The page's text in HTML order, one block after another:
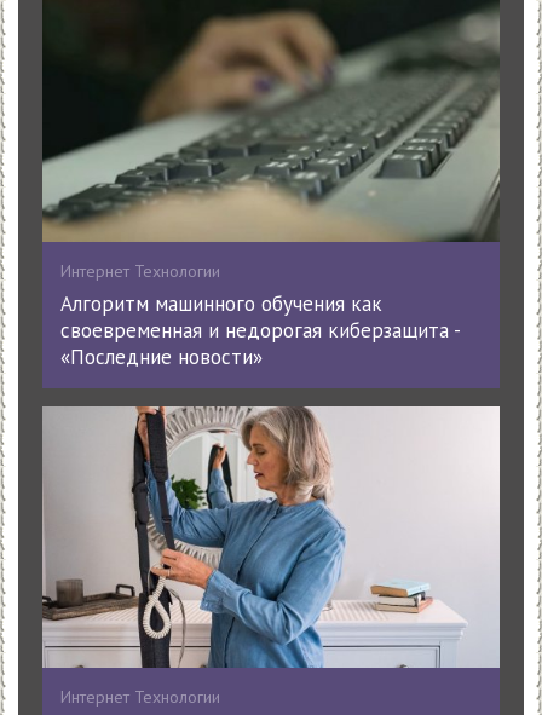
Интернет Технологии
Алгоритм машинного обучения как
своевременная и недорогая киберзащита -
«Последние новости»
Интернет Технологии